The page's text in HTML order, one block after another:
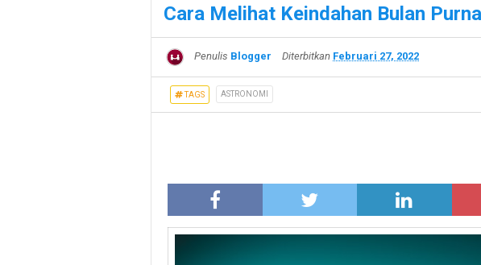
Cara Melihat Keindahan Bulan
Penulis Blogger Diterbitkan Februari 27, 2022
TAGS ASTRONOMI